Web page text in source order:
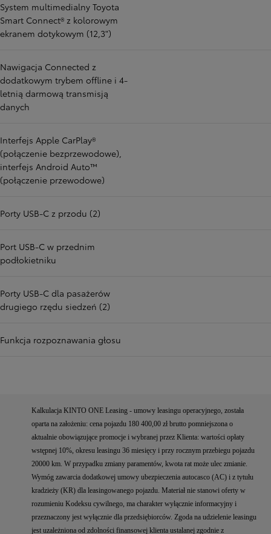
System multimedialny Toyota
Smart Connect® z kolorowym
ekranem dotykowym (12,3")
Nawigacja Connected z
dodatkowym trybem offline i 4-
letnią darmową transmisją
danych
Interfejs Apple CarPlay®
(połączenie bezprzewodowe),
interfejs Android Auto™
(połączenie przewodowe)
Porty USB-C z przodu (2)
Port USB-C w przednim
podłokietniku
Porty USB-C dla pasażerów
drugiego rzędu siedzeń (2)
Funkcja rozpoznawania głosu
Kalkulacja KINTO ONE Leasing - umowy leasingu operacyjnego, została
oparta na założeniu: cena pojazdu 180 400,00 zł brutto pomniejszona o
aktualnie obowiązujące promocje i wybranej przez Klienta: wartości opłaty
wstępnej 10%, okresu leasingu 36 miesięcy i przy rocznym przebiegu pojazdu
20000 km. W przypadku zmiany paramentów, kwota rat może ulec zmianie.
Wymóg zawarcia dodatkowej umowy ubezpieczenia autocasco (AC) i z tytułu
kradzieży (KR) dla leasingowanego pojazdu. Materiał nie stanowi oferty w
rozumieniu Kodeksu cywilnego, ma charakter wyłącznie informacyjny i
przeznaczony jest wyłącznie dla przedsiębiorców. Zgoda na udzielenie leasingu
jest uzależniona od zdolności finansowej klienta ustalanej zgodnie z